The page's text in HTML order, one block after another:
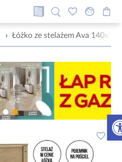
› Łóżko ze stelażem Ava